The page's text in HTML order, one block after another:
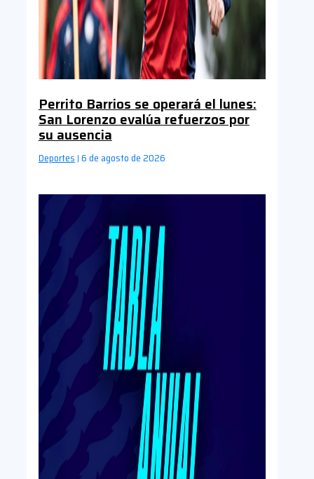
Perrito Barrios se operará el lunes:
San Lorenzo evalúa refuerzos por
su ausencia
Deportes | 6 de agosto de 2026